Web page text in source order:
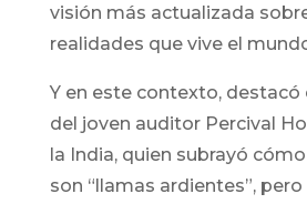
visión más actualizada
realidades que vive el
Y en este contexto,
del joven auditor Percival
la India, quien subrayó
son “llamas ardientes”, pero